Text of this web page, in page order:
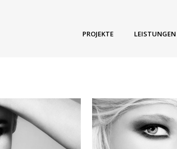
PROJEKTE LEISTUNGEN